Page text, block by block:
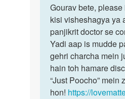
to
Aunty
ji
…
by
Gourav
sharma
Gourav
bete,
please
iss…
Gourav bete,
kisi visheshagya ya
panjikrit doctor se
Yadi aap is mudde
gehri charcha mein
hain toh hamare
“Just Poocho” mein
hon! https://